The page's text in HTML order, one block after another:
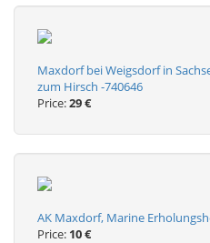
Maxdorf bei Weigsdorf in
zum Hirsch -740646
Price:29 €
AK Maxdorf, Marine
Price: 10 €